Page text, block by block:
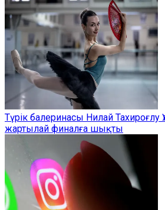
Түрік балеринасы Нилай Тахироғлу
жартылай финалға шықты